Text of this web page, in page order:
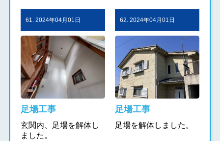
61. 2024年04月01日
足場工事
玄関内、足場を解体し
ました。
62. 2024年04月01日
足場工事
足場を解体しました。